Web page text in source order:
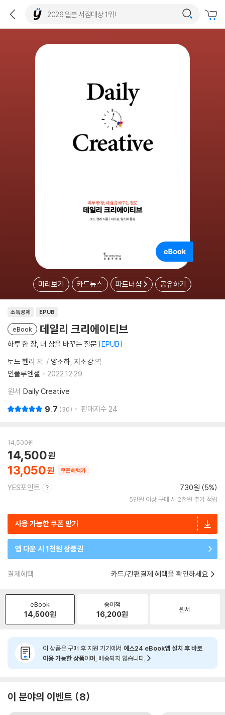
미리보기 카드뉴스 파트너샵 공유하기
소득공제 EPUB
eBook 데일리 크리에이티브
하루 한 장, 내 삶을 바꾸는 질문 EPUB
토드 헨리 저 양소하 지소강 역
인플루엔셜
2022.12.29.
원서 Daily Creative
9.7 30 판매지수 24
14,500원
13,050
14,500
쿠폰혜택가
YES포인트 730원 (5%)
5만원 이상 구매 시 2천원 추가 적립
사용 가능한 쿠폰 받기
앱 다운 시 1천원 상품권
결제혜택 카드/간편결제 혜택을 확인하세요
eBook
14,500원
종이책
16,200원 원서
이 상품은 구매 후 지원 기기에서 예스24 eBook앱 설치 후 바로
이용 가능한 상품이며, 배송되지 않습니다.
이 분야의 이벤트 8